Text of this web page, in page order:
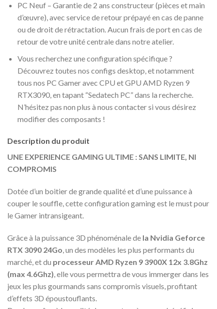
PC Neuf – Garantie de 2 ans constructeur (pièces et main
d’œuvre), avec service de retour prépayé en cas de panne
ou de droit de rétractation. Aucun frais de port en cas de
retour de votre unité centrale dans notre atelier.
Vous recherchez une configuration spécifique ?
Découvrez toutes nos configs desktop, et notamment
tous nos PC Gamer avec CPU et GPU AMD Ryzen 9
RTX3090, en tapant “Sedatech PC” dans la recherche.
N’hésitez pas non plus à nous contacter si vous désirez
modifier des composants !
Description du produit
UNE EXPERIENCE GAMING ULTIME : SANS LIMITE, NI
COMPROMIS
Dotée d’un boitier de grande qualité et d’une puissance à
couper le souffle, cette configuration gaming est le must pour
le Gamer intransigeant.
Grâce à la puissance 3D phénoménale de la Nvidia Geforce
RTX 3090 24Go, un des modèles les plus performants du
marché, et du processeur AMD Ryzen 9 3900X 12x 3.8Ghz
(max 4.6Ghz), elle vous permettra de vous immerger dans les
jeux les plus gourmands sans compromis visuels, profitant
d’effets 3D époustouflants.